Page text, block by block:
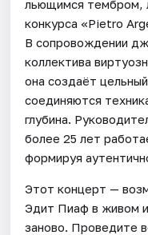
льющимся тембром,
конкурса «Pietro
В сопровождении
коллектива
она создаёт
соединяются
глубина.
более 25 лет
формируя
Этот концерт —
Эдит Пиаф в живом
заново. Проведите